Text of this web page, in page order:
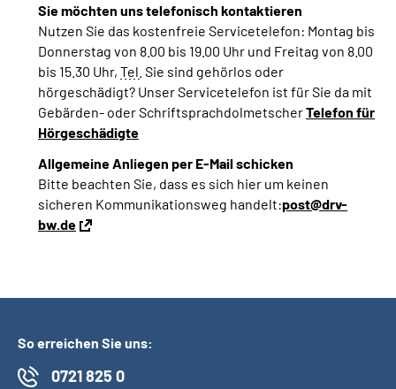
Sie möchten uns telefonisch kontaktieren
Nutzen Sie das kostenfreie Servicetelefon: Montag bis
Donnerstag von 8.00 bis 19.00 Uhr und Freitag von 8.00
bis 15.30 Uhr, Tel. Sie sind gehörlos oder
hörgeschädigt? Unser Servicetelefon ist für Sie da mit
Gebärden- oder SchriftsprachdolmetscherTelefon für
Hörgeschädigte
Allgemeine Anliegen per E-Mail schicken
Bitte beachten Sie, dass es sich hier um keinen
sicheren Kommunikationsweg handelt:post@drv-
bw.de
So erreichen Sie uns:
0721 825 0